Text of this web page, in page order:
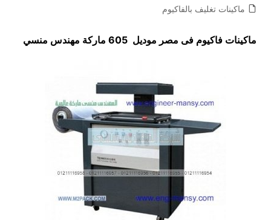
ماكينات تغليف بالفاكيوم
ماكينات فاكيوم فى مصر موديل 605 ماركة مهندس منسي